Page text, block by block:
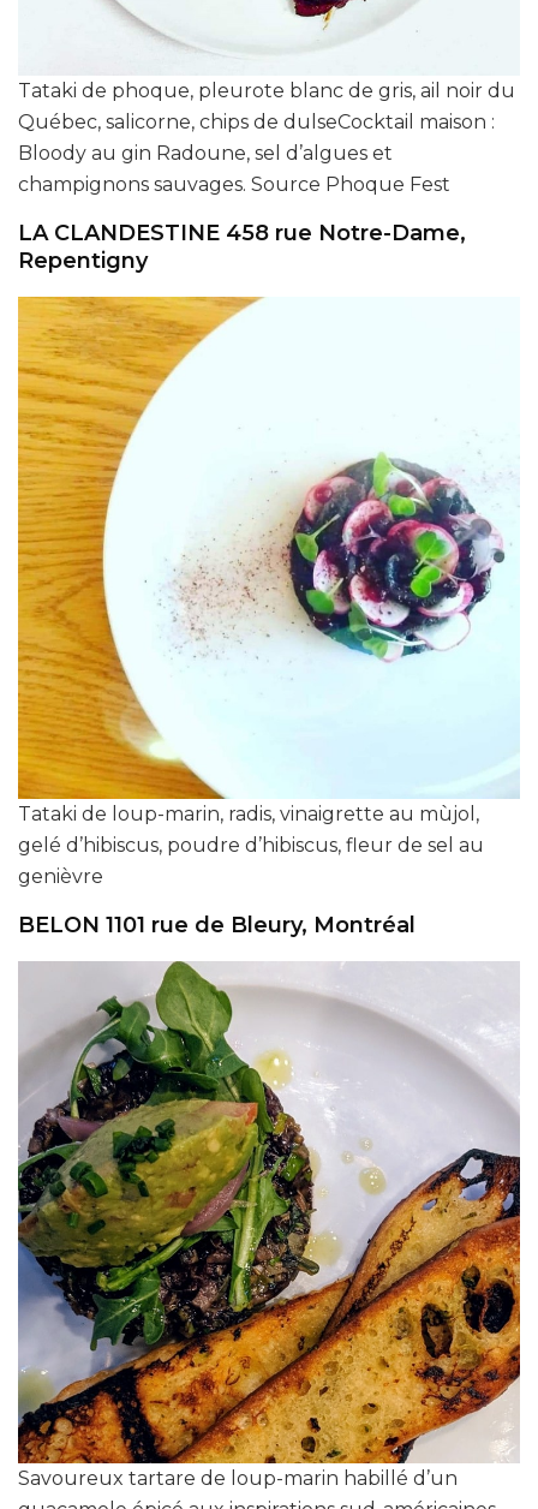
Tataki de phoque, pleurote blanc de gris, ail noir du
Québec, salicorne, chips de dulseCocktail maison :
Bloody au gin Radoune, sel d’algues et
champignons sauvages. Source Phoque Fest
LA CLANDESTINE 458 rue Notre-Dame,
Repentigny
Tataki de loup-marin, radis, vinaigrette au mùjol,
gelé d’hibiscus, poudre d’hibiscus, fleur de sel au
genièvre
BELON 1101 rue de Bleury, Montréal
Savoureux tartare de loup-marin habillé d’un